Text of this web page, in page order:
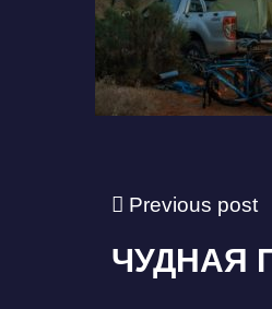
Previous post
ЧУДНАЯ